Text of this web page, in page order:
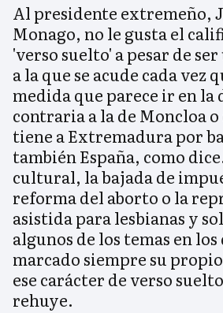
Al presidente extremeño,
Monago, no le gusta el
'verso suelto' a pesar de
a la que se acude cada vez
medida que parece ir en la
contraria a la de Moncloa o
tiene a Extremadura por
también España, como
cultural, la bajada de
reforma del aborto o la
asistida para lesbianas y
algunos de los temas en
marcado siempre su
ese carácter de verso
rehuye.